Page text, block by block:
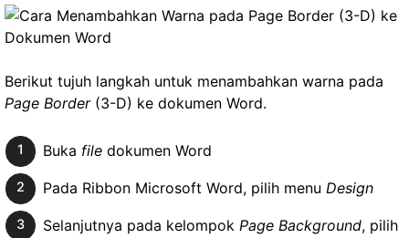
Berikut tujuh langkah untuk menambahkan warna pada
Page Border(3-D) ke dokumen Word.
Buka filedokumen Word
Pada Ribbon Microsoft Word, pilih menu Design
Selanjutnya pada kelompok Page Background, pilih